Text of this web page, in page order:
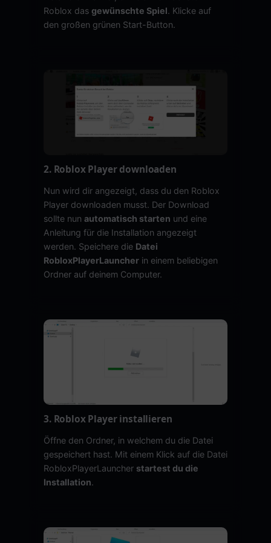
Roblox das gewünschte Spiel. Klicke auf
den großen grünen Start-Button.
2. Roblox Player downloaden
Nun wird dir angezeigt, dass du den Roblox
Player downloaden musst. Der Download
sollte nun automatisch starten und eine
Anleitung für die Installation angezeigt
werden. Speichere die Datei
RobloxPlayerLauncher in einem beliebigen
Ordner auf deinem Computer.
3. Roblox Player installieren
Öffne den Ordner, in welchem du die Datei
gespeichert hast. Mit einem Klick auf die Datei
RobloxPlayerLauncher startest du die
Installation.